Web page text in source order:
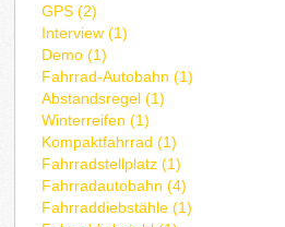
GPS (2)
Interview (1)
Demo (1)
Fahrrad-Autobahn (1)
Abstandsregel (1)
Winterreifen (1)
Kompaktfahrrad (1)
Fahrradstellplatz (1)
Fahrradautobahn (4)
Fahrraddiebstähle (1)